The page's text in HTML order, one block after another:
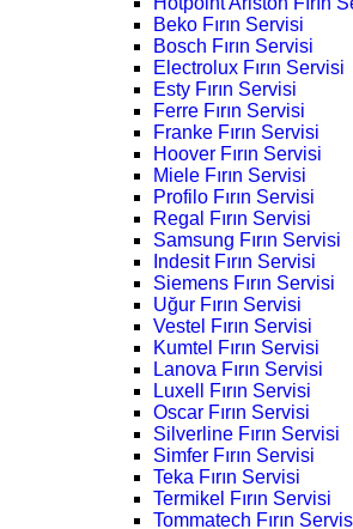
Beko Fırın Servisi
Bosch Fırın Servisi
Electrolux Fırın Servisi
Esty Fırın Servisi
Ferre Fırın Servisi
Franke Fırın Servisi
Hoover Fırın Servisi
Miele Fırın Servisi
Profilo Fırın Servisi
Regal Fırın Servisi
Samsung Fırın Servisi
Indesit Fırın Servisi
Siemens Fırın Servisi
Uğur Fırın Servisi
Vestel Fırın Servisi
Kumtel Fırın Servisi
Lanova Fırın Servisi
Luxell Fırın Servisi
Oscar Fırın Servisi
Silverline Fırın Servisi
Simfer Fırın Servisi
Teka Fırın Servisi
Termikel Fırın Servisi
Tommatech Fırın